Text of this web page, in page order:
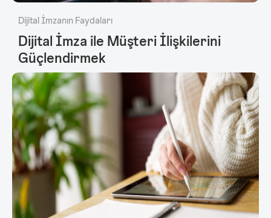
Dijital İmzanın Faydaları
Dijital İmza ile Müşteri İlişkilerini
Güçlendirmek